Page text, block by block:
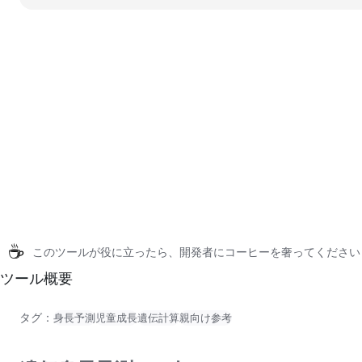
☕ このツールが役に立ったら、開発者にコーヒーを奢ってください
ツール概要
タグ： 身長予測 児童成長遺伝計算親向け参考